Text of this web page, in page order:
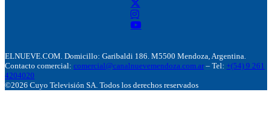
ELNUEVE.COM. Domicillo: Garibaldi 186. M5500 Mendoza, Argentina.
Contacto comercial: comercial@canalnuevemendoza.com.ar – Tel: +(54) 9 261
4204020
©2026 Cuyo Televisión SA. Todos los derechos reservados